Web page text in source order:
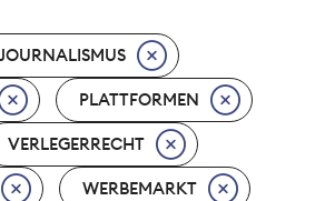
Nachhaltigkeit
Nachwuchs
Nova Award
PLATTFORMEN
VERLEGERRECHT
WERBEMARKT